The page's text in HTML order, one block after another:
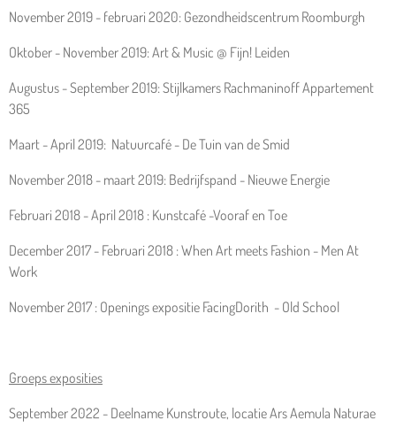
November 2019 - februari 2020: Gezondheidscentrum Roomburgh
Oktober - November 2019: Art & Music @ Fijn! Leiden
Augustus - September 2019: Stijlkamers Rachmaninoff Appartement
365
Maart - April 2019: Natuurcafé - De Tuin van de Smid
November 2018 - maart 2019: Bedrijfspand - Nieuwe Energie
Februari 2018 - April 2018 : Kunstcafé -Vooraf en Toe
December 2017 - Februari 2018 : When Art meets Fashion - Men At
Work
November 2017 : Openings expositie FacingDorith - Old School
Groeps exposities
September 2022 - Deelname Kunstroute, locatie Ars Aemula Naturae